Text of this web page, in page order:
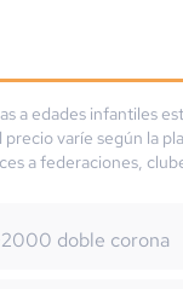
a edades infantiles
precio varíe según la
a federaciones,
doble corona